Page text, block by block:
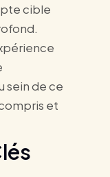
cible
sein de ce
et